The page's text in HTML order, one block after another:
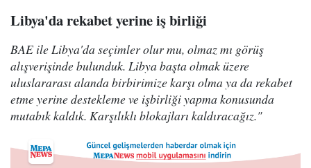
Libya'da rekabet yerine iş birliği
BAE ile Libya'da seçimler olur mu, olmaz mı görüş
alışverişinde bulunduk. Libya başta olmak üzere
uluslararası alanda birbirimize karşı olma ya da rekabet
etme yerine destekleme ve işbirliği yapma konusunda
mutabık kaldık. Karşılıklı blokajları kaldıracağız."